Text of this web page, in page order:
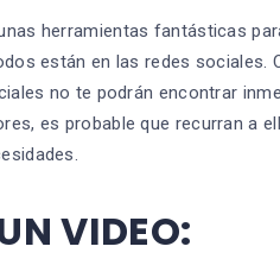
herramientas fantásticas
están en las redes sociales.
no te podrán encontrar
es probable que recurran a
VIDEO: